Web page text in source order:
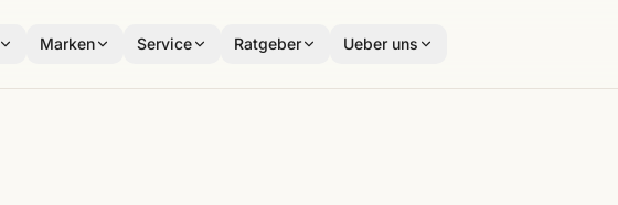
Marken Service Ratgeber Ueber uns